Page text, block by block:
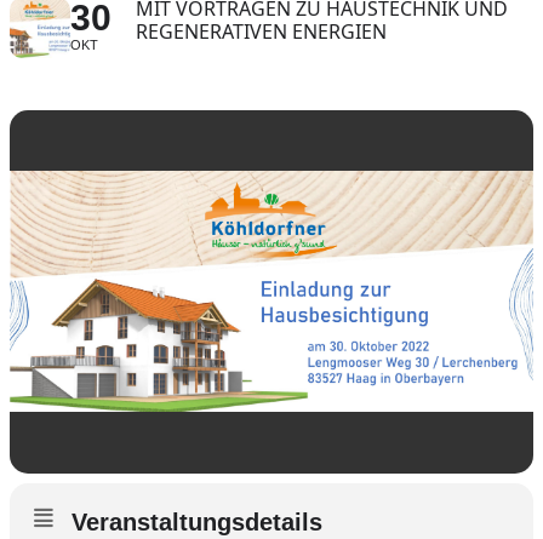
30
OKT
MIT VORTRÄGEN ZU HAUSTECHNIK UND
REGENERATIVEN ENERGIEN
Veranstaltungsdetails